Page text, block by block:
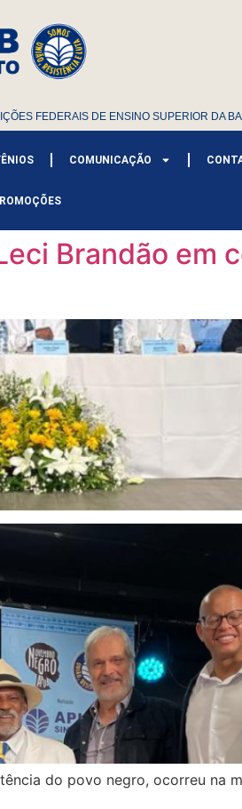
FEDERAIS DE ENSINO SUPERIOR DA
COMUNICAÇÃO
Brandão em
do povo negro, ocorreu na